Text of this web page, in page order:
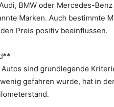
BMW oder Mercedes-
Marken. Auch bestimmte
Preis positiv beeinflussen.
sind grundlegende
gefahren wurde, hat in